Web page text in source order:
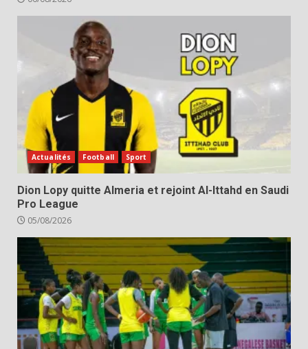
Actualités Football Sport
Dion Lopy quitte Almeria et rejoint Al-Ittahd en Saudi
Pro League
05/08/2026